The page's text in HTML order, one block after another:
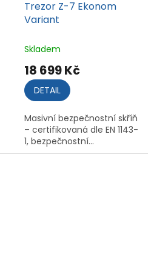
Trezor Z-7 Ekonom
Variant
Skladem
18 699 Kč
DETAIL
Masivní bezpečnostní skříň
– certifikovaná dle EN 1143-
1, bezpečnostní...